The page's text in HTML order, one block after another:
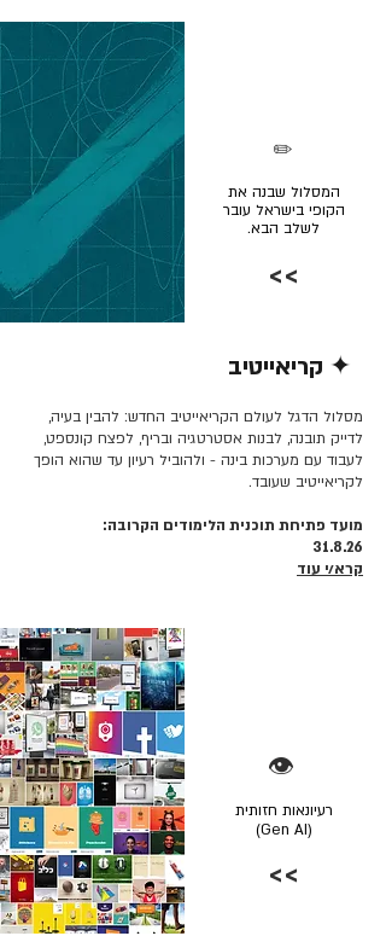
המסלול שבנה את
הקופי בישראל עובר
לשלב הבא.
✏️
>>
✦ קריאייטיב
מסלול הדגל לעולם הקריאייטיב החדש: להבין בעיה,
לדייק תובנה, לבנות אסטרטגיה ובריף, לפצח קונספט,
לעבוד עם מערכות בינה - ולהוביל רעיון עד שהוא הופך
לקריאייטיב שעובד.
מועד פתיחת תוכנית הלימודים הקרובה:
31.8.26
קרא/י עוד
👁️
רעיונאות חזותית
(Gen AI)
>>